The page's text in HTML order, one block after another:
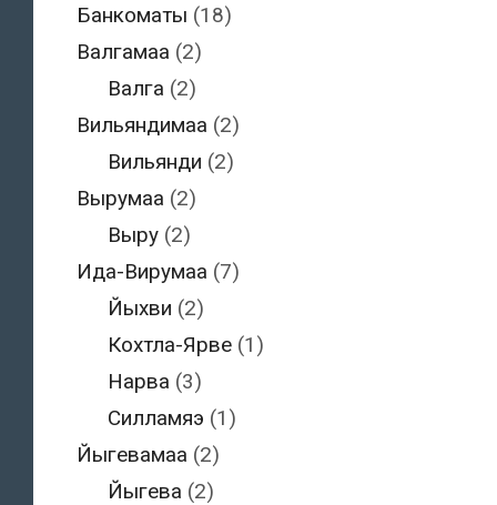
Банкоматы (18)
Валгамаа (2)
Валга (2)
Вильяндимаа (2)
Вильянди (2)
Вырумаа (2)
Выру (2)
Ида-Вирумаа (7)
Йыхви (2)
Кохтла-Ярве (1)
Нарва (3)
Силламяэ (1)
Йыгевамаа (2)
Йыгева (2)